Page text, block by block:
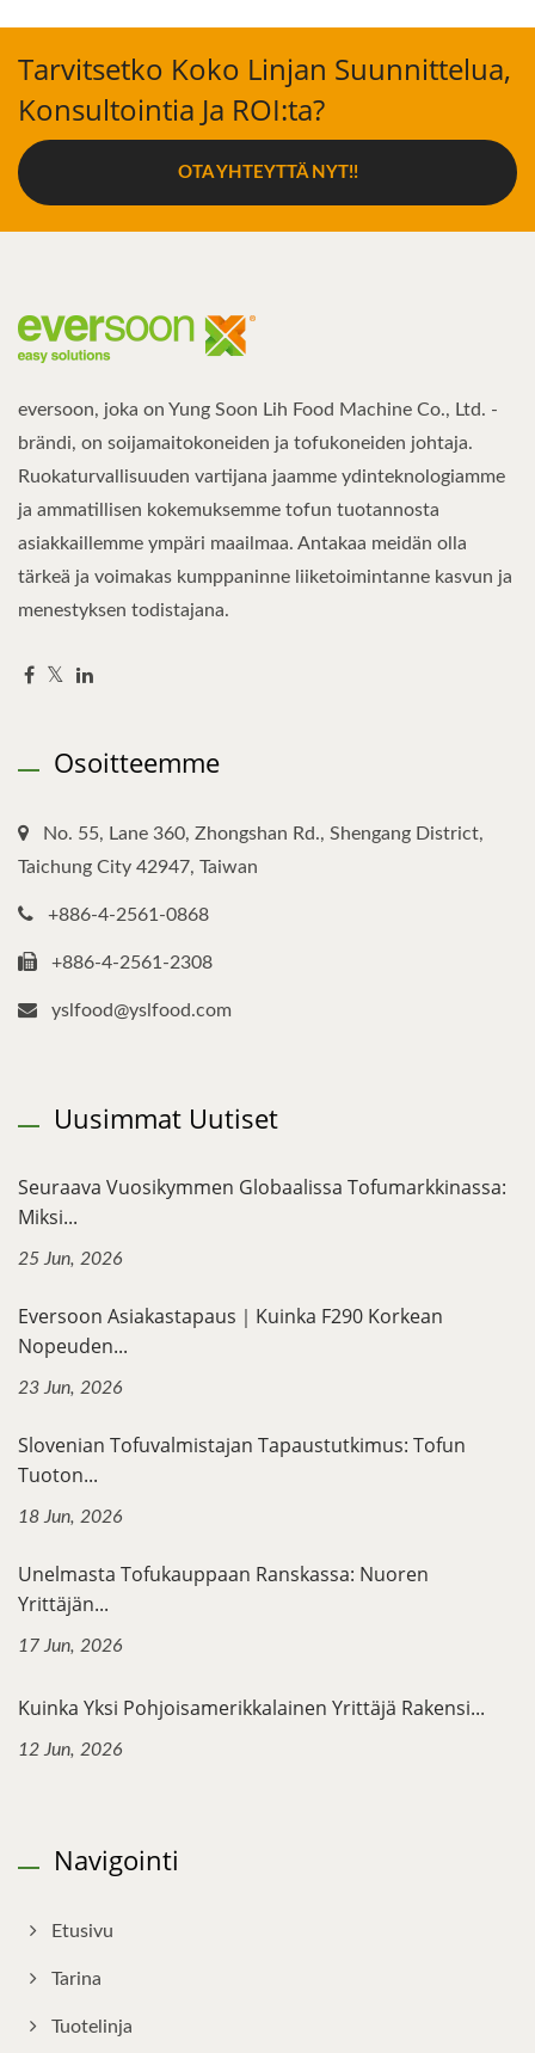
Tarvitsetko Koko Linjan Suunnittelua,
Konsultointia Ja ROI:ta?
OTA YHTEYTTÄ NYT!!
eversoon, joka on Yung Soon Lih Food Machine Co., Ltd. -
brändi, on soijamaitokoneiden ja tofukoneiden johtaja.
Ruokaturvallisuuden vartijana jaamme ydinteknologiamme
ja ammatillisen kokemuksemme tofun tuotannosta
asiakkaillemme ympäri maailmaa. Antakaa meidän olla
tärkeä ja voimakas kumppaninne liiketoimintanne kasvun ja
menestyksen todistajana.
Osoitteemme
No. 55, Lane 360, Zhongshan Rd., Shengang District,
Taichung City 42947, Taiwan
+886-4-2561-0868
+886-4-2561-2308
yslfood@yslfood.com
Uusimmat Uutiset
Seuraava Vuosikymmen Globaalissa Tofumarkkinassa:
Miksi...
25 Jun, 2026
Eversoon Asiakastapaus｜Kuinka F290 Korkean
Nopeuden...
23 Jun, 2026
Slovenian Tofuvalmistajan Tapaustutkimus: Tofun
Tuoton...
18 Jun, 2026
Unelmasta Tofukauppaan Ranskassa: Nuoren
Yrittäjän...
17 Jun, 2026
Kuinka Yksi Pohjoisamerikkalainen Yrittäjä Rakensi...
12 Jun, 2026
Navigointi
Etusivu
Tarina
Tuotelinja